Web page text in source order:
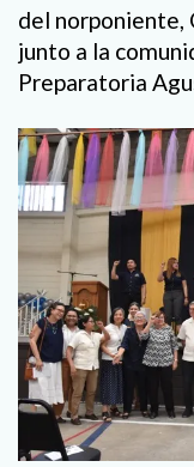
del norponiente,
junto a la
Preparatoria